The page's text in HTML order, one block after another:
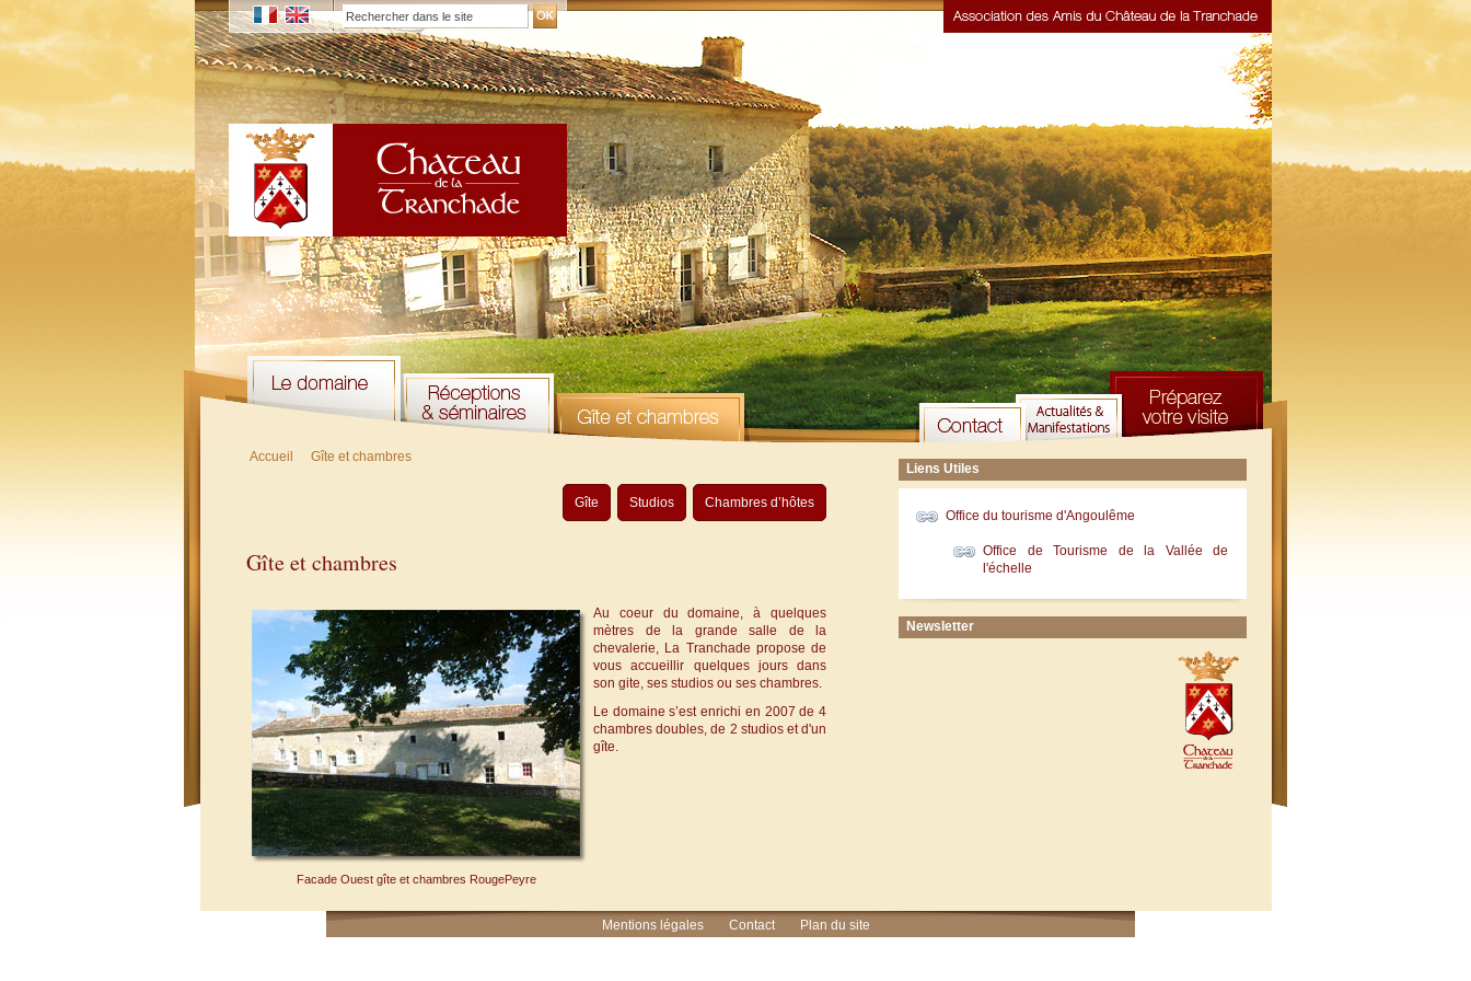
Gîte Studios Chambres d’hôtes
Accueil Gîte et chambres
Gîte et chambres
Facade Ouest gîte et chambres RougePeyre
Au coeur du domaine, à quelques
mètres de la grande salle de la
chevalerie, La Tranchade propose de
vous accueillir quelques jours dans
son gite, ses studios ou ses chambres.
Le domaine s’est enrichi en 2007 de 4
chambres doubles, de 2 studios et d'un
gîte.
Liens Utiles
Office du tourisme d'Angoulême
Office de Tourisme de la Vallée de
l'échelle
Newsletter
Mentions légales Contact Plan du site